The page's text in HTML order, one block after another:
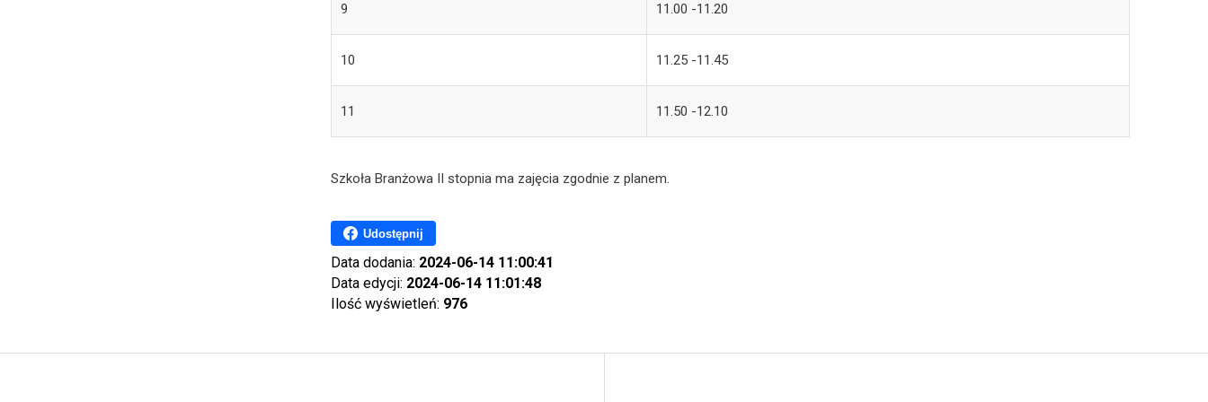
9 11.00 -11.20
10 11.25 -11.45
11 11.50 -12.10
Szkoła Branżowa II stopnia ma zajęcia zgodnie z planem.
Udostępnij
Data dodania: 2024-06-14 11:00:41
Data edycji: 2024-06-14 11:01:48
Ilość wyświetleń: 976